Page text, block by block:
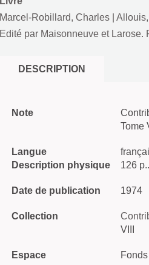
Marcel-Robillard, Charles
Edité par Maisonneuve et Larose.
DESCRIPTION
Note
Tome
Langue
Description physique
126
Date de publication 1974
Collection
VIII
Espace